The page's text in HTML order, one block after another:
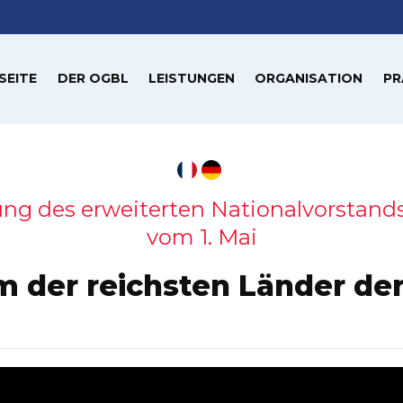
DER OGBL LEISTUNGEN ORGANISATION
des erweiterten
vom 1. Mai
der reichsten Länder